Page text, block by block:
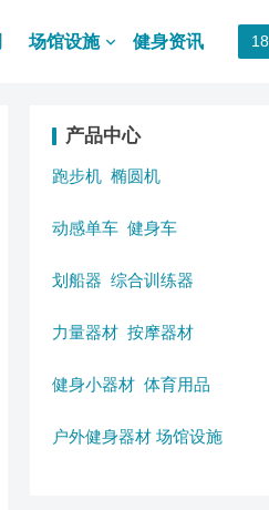
场馆设施 健身资讯
产品中心
跑步机 椭圆机
动感单车 健身车
划船器 综合训练器
力量器材 按摩器材
健身小器材 体育用品
户外健身器材 场馆设施